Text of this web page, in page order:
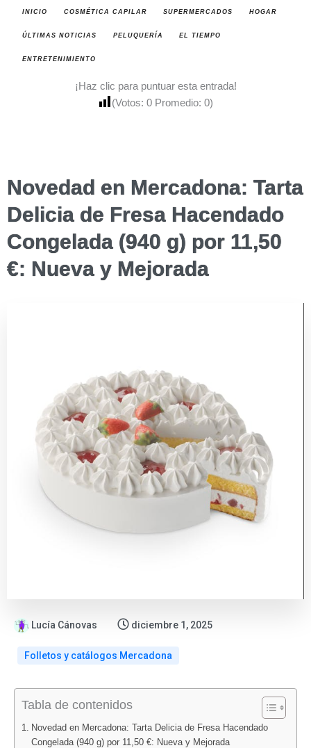
INICIO COSMÉTICA CAPILAR SUPERMERCADOS HOGAR
ÚLTIMAS NOTICIAS PELUQUERÍA EL TIEMPO
ENTRETENIMIENTO
¡Haz clic para puntuar esta entrada!
(Votos: 0 Promedio: 0)
Novedad en Mercadona: Tarta
Delicia de Fresa Hacendado
Congelada (940 g) por 11,50
€: Nueva y Mejorada
Lucía Cánovas diciembre 1, 2025
Folletos y catálogos Mercadona
Tabla de contenidos
Novedad en Mercadona: Tarta Delicia de Fresa Hacendado
Congelada (940 g) por 11,50 €: Nueva y Mejorada
:
Lidl
agosto
:
Catálogo
Bazar
:
Nuevo
folleto
Lidl
:
ALDI
vuelve
con
:
Ofertas
ALDI
agosto